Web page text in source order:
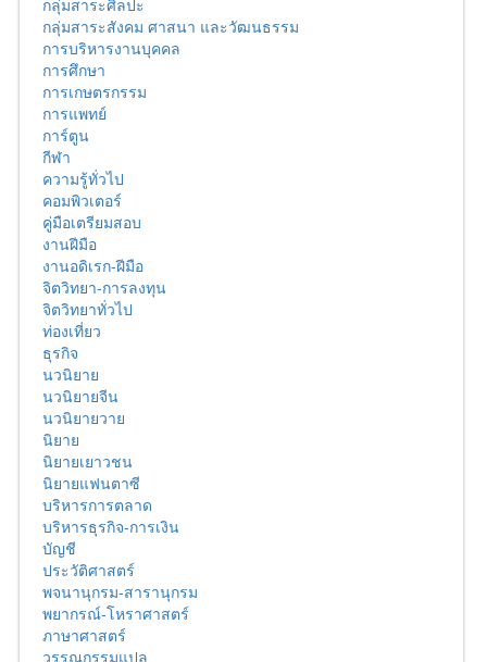
กลุ่มสาระศิลปะ
กลุ่มสาระสังคม ศาสนา และวัฒนธรรม
การบริหารงานบุคคล
การศึกษา
การเกษตรกรรม
การแพทย์
การ์ตูน
กีฬา
ความรู้ทั่วไป
คอมพิวเตอร์
คู่มือเตรียมสอบ
งานฝีมือ
งานอดิเรก-ฝีมือ
จิตวิทยา-การลงทุน
จิตวิทยาทั่วไป
ท่องเที่ยว
ธุรกิจ
นวนิยาย
นวนิยายจีน
นวนิยายวาย
นิยาย
นิยายเยาวชน
นิยายแฟนตาซี
บริหารการตลาด
บริหารธุรกิจ-การเงิน
บัญชี
ประวัติศาสตร์
พจนานุกรม-สารานุกรม
พยากรณ์-โหราศาสตร์
ภาษาศาสตร์
วรรณกรรมแปล